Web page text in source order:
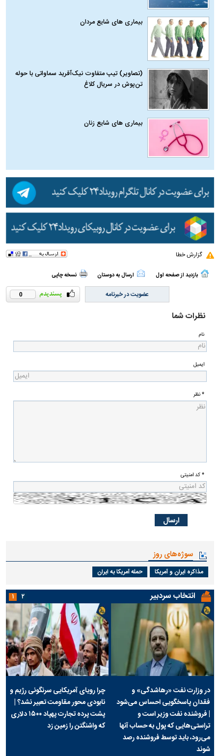
بیماری‌ های شایع مردان
(تصاویر) تیپ متفاوت نیک‌آفرید سماواتی با حوله
تن‌پوش در سریال کلاغ
بیماری‌ های شایع زنان
گزارش خطا
بازدید از صفحه اول ارسال به دوستان نسخه چاپی
0 عضویت در خبرنامه
نظرات شما
نام
ایمیل
* نظر
* کد امنیتی
سوژه‌های روز
مذاکره ایران و آمریکا حمله آمریکا به ایران
انتخاب سردبیر
در وزارت نفت «رهاشدگی» و
فقدان پاسخگویی احساس می‌شود
| فروشنده نفت وزیر است و
تراستی‌هایی که پول به حساب آنها
می‌رود، باید توسط فروشنده رصد
شوند
چرا رویای آمریکایی سرنگونی رژیم و
نابودی محور مقاومت تعبیر نشد؟ |
پشت پرده تجارت پهپاد‌ ۱۵۰۰ دلاری
که واشنگتن را زمین زد
۱ ۲